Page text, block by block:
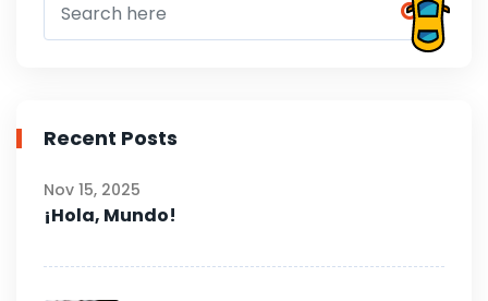
Recent Posts
Nov 15, 2025
¡Hola, Mundo!